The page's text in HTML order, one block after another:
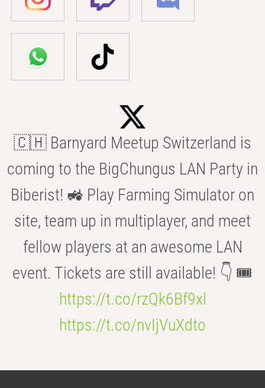
🇨🇭 Barnyard Meetup Switzerland is
coming to the BigChungus LAN Party in
Biberist! 🚜 Play Farming Simulator on
site, team up in multiplayer, and meet
fellow players at an awesome LAN
event. Tickets are still available! 👇 🎟️
https://t.co/rzQk6Bf9xl
https://t.co/nvIjVuXdto